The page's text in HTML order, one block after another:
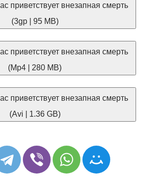
приветствует внезапная смерть
(3gp | 95 MB)
приветствует внезапная смерть
(Mp4 | 280 MB)
приветствует внезапная смерть
(Avi | 1.36 GB)